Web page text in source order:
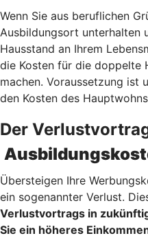
Wenn Sie aus beruflichen
Ausbildungsort unterhalten
Hausstand an Ihrem
die Kosten für die doppelte
machen. Voraussetzung ist
den Kosten des
Der
Übersteigen Ihre
ein sogenannter Verlust.
Verlustvortrags in
Sie ein höheres